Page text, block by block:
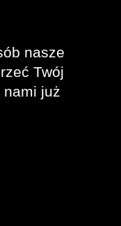
nasze
Twój
już